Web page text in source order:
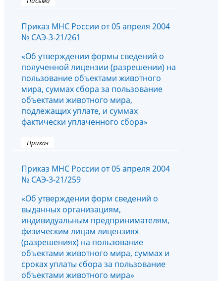
Приказ МНС России от 05 апреля 2004
№ САЭ-3-21/261
«Об утверждении формы сведений о
полученной лицензии (разрешении) на
пользование объектами животного
мира, суммах сбора за пользование
объектами животного мира,
подлежащих уплате, и суммах
фактически уплаченного сбора»
Приказ
Приказ МНС России от 05 апреля 2004
№ САЭ-3-21/259
«Об утверждении форм сведений о
выданных организациям,
индивидуальным предпринимателям,
физическим лицам лицензиях
(разрешениях) на пользование
объектами животного мира, суммах и
сроках уплаты сбора за пользование
объектами животного мира»